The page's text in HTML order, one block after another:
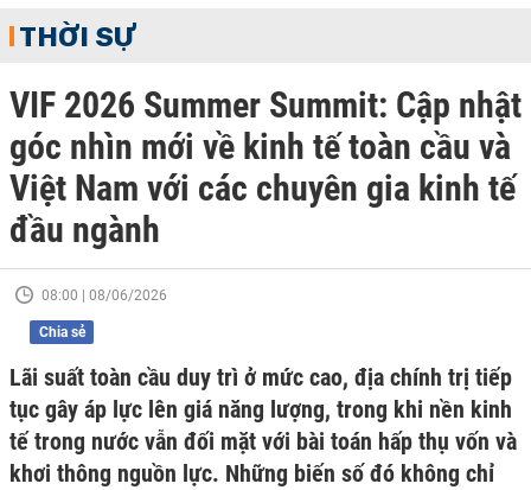
THỜI SỰ
VIF 2026 Summer Summit: Cập nhật
góc nhìn mới về kinh tế toàn cầu và
Việt Nam với các chuyên gia kinh tế
đầu ngành
08:00 | 08/06/2026
Chia sẻ
Lãi suất toàn cầu duy trì ở mức cao, địa chính trị tiếp
tục gây áp lực lên giá năng lượng, trong khi nền kinh
tế trong nước vẫn đối mặt với bài toán hấp thụ vốn và
khơi thông nguồn lực. Những biến số đó không chỉ